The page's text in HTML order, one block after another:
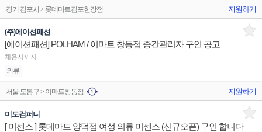
경기 김포시 > 롯데마트김포한강점 지원하기
(주)에이션패션
[에이션패션] POLHAM / 이마트 창동점 중간관리자 구인 공고
채용시까지
의류
서울 도봉구 > 이마트창동점 지원하기
미도컴퍼니
[ 미센스 ] 롯데마트 양덕점 여성 의류 미센스 (신규오픈) 구인 합니다